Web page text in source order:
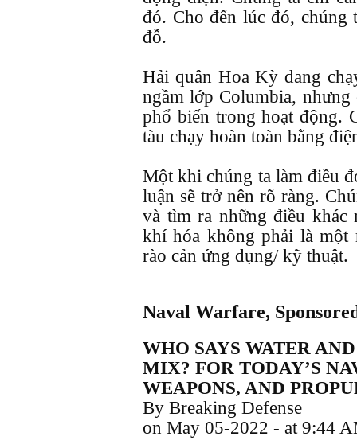
đó. Cho đến lúc đó, chúng
đỗ.
Hải quân Hoa Kỳ đang
ngầm lớp Columbia,
phổ biến trong hoạt động.
tàu chạy hoàn toàn bằng
Một khi chúng ta làm điều
luận sẽ trở nên rõ ràng.
và tìm ra những điều khác
khí hóa không phải là một
rào cản ứng dụng/ kỹ thuật.
Naval Warfare,
WHO SAYS WATER
MIX? FOR TODAY’S
WEAPONS, AND
By Breaking Defense
on May 05-2022 - at 9:44